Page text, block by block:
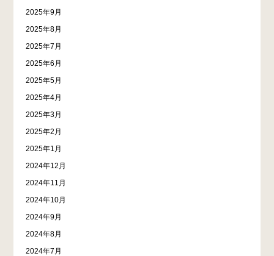
2025年9月
2025年8月
2025年7月
2025年6月
2025年5月
2025年4月
2025年3月
2025年2月
2025年1月
2024年12月
2024年11月
2024年10月
2024年9月
2024年8月
2024年7月